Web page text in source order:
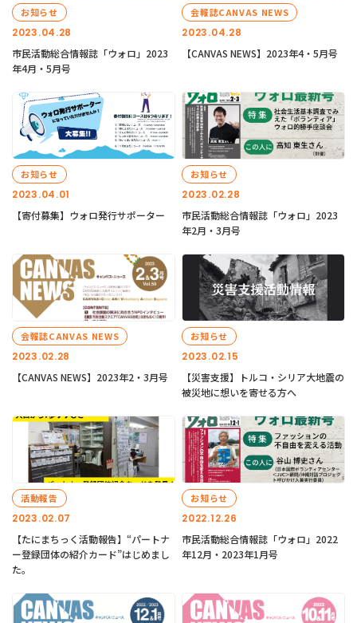
2023.04.28
お知らせ
市民活動総合情報誌「ウォロ」2023
年4月・5月号
2023.04.28
会報誌CANVAS NEWS
【CANVAS NEWS】2023年4・5月号
2023.04.01
お知らせ
【寄付募集】ウォロ発行サポーター
2023.02.28
お知らせ
市民活動総合情報誌「ウォロ」2023
年2月・3月号
2023.02.28
会報誌CANVAS NEWS
【CANVAS NEWS】2023年2・3月号
2023.02.15
お知らせ
【災害支援】トルコ・シリア大地震の
被災地に想いを寄せる方へ
2023.02.07
活動報告
【たにまちっく活動報告】“パートナ
ー登録団体の紹介カード”はじめまし
た。
2022.12.26
お知らせ
市民活動総合情報誌「ウォロ」2022
年12月・2023年1月号